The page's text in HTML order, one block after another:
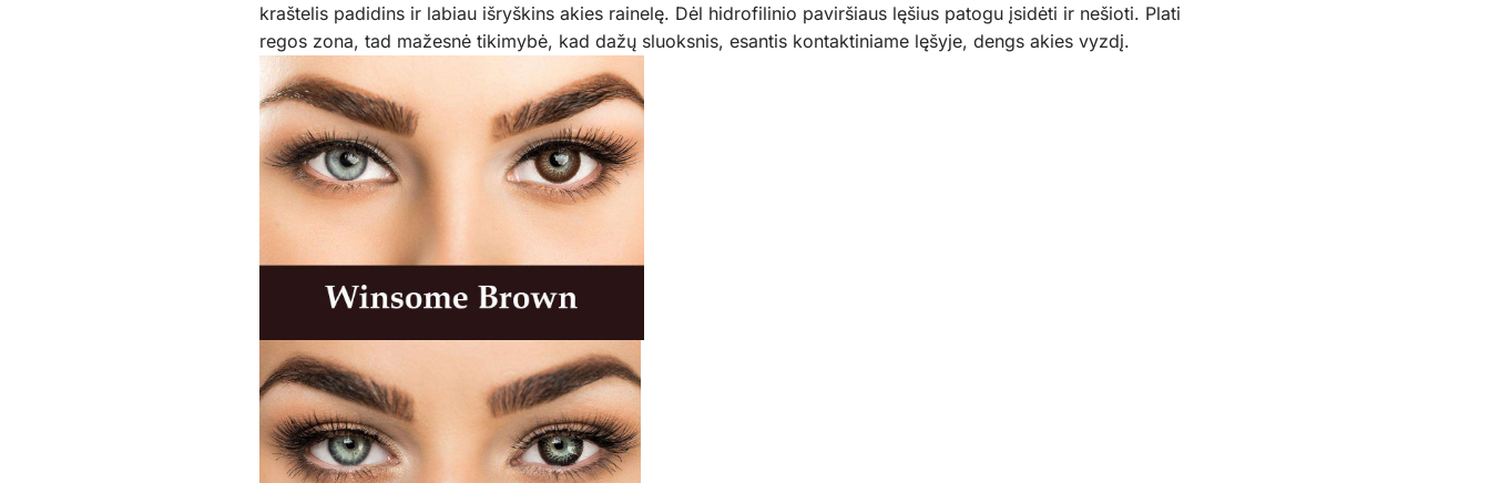
kraštelis padidins ir labiau išryškins akies rainelę. Dėl hidrofilinio paviršiaus lęšius patogu įsidėti ir nešioti. Plati
regos zona, tad mažesnė tikimybė, kad dažų sluoksnis, esantis kontaktiniame lęšyje, dengs akies vyzdį.